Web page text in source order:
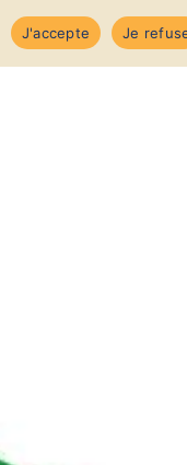
J'accepte Je